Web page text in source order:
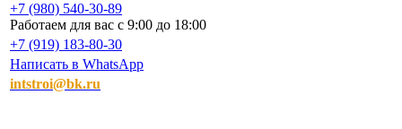
+7 (980) 540-30-89
Работаем для вас с 9:00 до 18:00
+7 (919) 183-80-30
Написать в WhatsApp
intstroi@bk.ru